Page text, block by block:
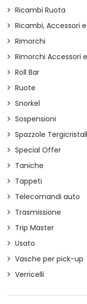
Ricambi Ruota
Ricambi, Accessori
Rimorchi
Rimorchi Accessori
Roll Bar
Ruote
Snorkel
Sospensioni
Spazzole
Special Offer
Taniche
Tappeti
Telecomandi auto
Trasmissione
Trip Master
Usato
Vasche per pick-up
Verricelli